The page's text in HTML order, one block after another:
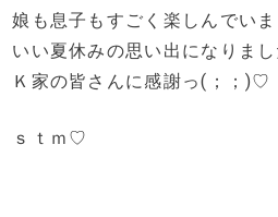
娘も息子もすごく楽しんでい
いい夏休みの思い出になりまし
Ｋ家の皆さんに感謝っ(；；)♡
ｓｔｍ♡